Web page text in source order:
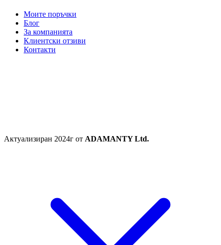
Моите поръчки
Блог
За компанията
Клиентски отзиви
Контакти
Актуализиран 2024г от ADAMANTY Ltd.